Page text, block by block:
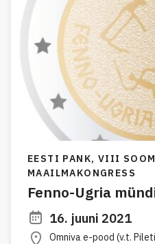
EESTI PANK, VIII
MAAILMAKONGRESS
Fenno-Ugria
16. juuni 2021
Omniva e-pood (v.t.